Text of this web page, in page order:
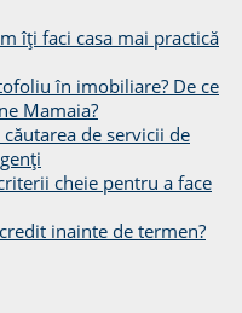
îți faci casa mai practică
în imobiliare? De ce
Mamaia?
de servicii de
cheie pentru a face
inainte de termen?